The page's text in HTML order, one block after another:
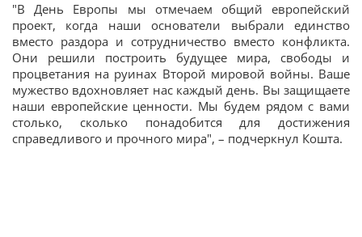
"В День Европы мы отмечаем общий европейский
проект, когда наши основатели выбрали единство
вместо раздора и сотрудничество вместо конфликта.
Они решили построить будущее мира, свободы и
процветания на руинах Второй мировой войны. Ваше
мужество вдохновляет нас каждый день. Вы защищаете
наши европейские ценности. Мы будем рядом с вами
столько, сколько понадобится для достижения
справедливого и прочного мира", – подчеркнул Кошта.